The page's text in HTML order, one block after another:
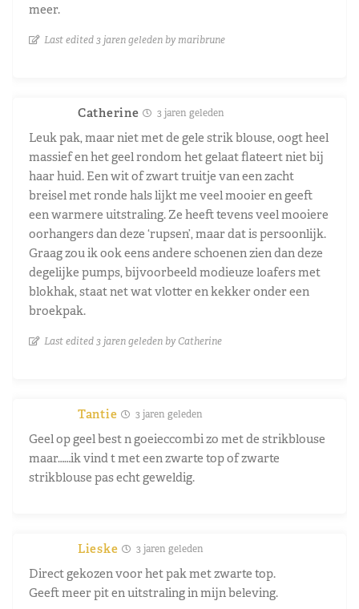
meer.
Last edited 3 jaren geleden by maribrune
Catherine 3 jaren geleden
Leuk pak, maar niet met de gele strik blouse, oogt heel
massief en het geel rondom het gelaat flateert niet bij
haar huid. Een wit of zwart truitje van een zacht
breisel met ronde hals lijkt me veel mooier en geeft
een warmere uitstraling. Ze heeft tevens veel mooiere
oorhangers dan deze ‘rupsen’, maar dat is persoonlijk.
Graag zou ik ook eens andere schoenen zien dan deze
degelijke pumps, bijvoorbeeld modieuze loafers met
blokhak, staat net wat vlotter en kekker onder een
broekpak.
Last edited 3 jaren geleden by Catherine
Tantie 3 jaren geleden
Geel op geel best n goeieccombi zo met de strikblouse
maar……ik vind t met een zwarte top of zwarte
strikblouse pas echt geweldig.
Lieske 3 jaren geleden
Direct gekozen voor het pak met zwarte top.
Geeft meer pit en uitstraling in mijn beleving.